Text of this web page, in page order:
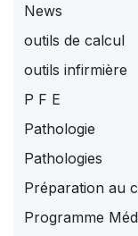
News
outils de calcul
outils infirmière
P F E
Pathologie
Pathologies
Préparation au
Programme